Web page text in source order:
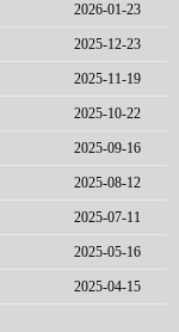
2026-01-23
2025-12-23
2025-11-19
2025-10-22
2025-09-16
2025-08-12
2025-07-11
2025-05-16
2025-04-15